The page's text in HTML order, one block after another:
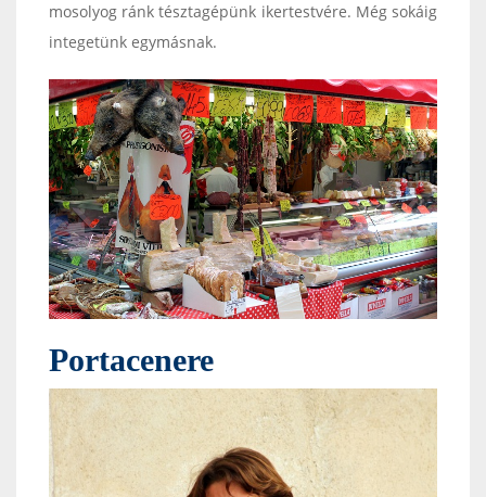
mosolyog ránk tésztagépünk ikertestvére. Még sokáig
integetünk egymásnak.
Portacenere